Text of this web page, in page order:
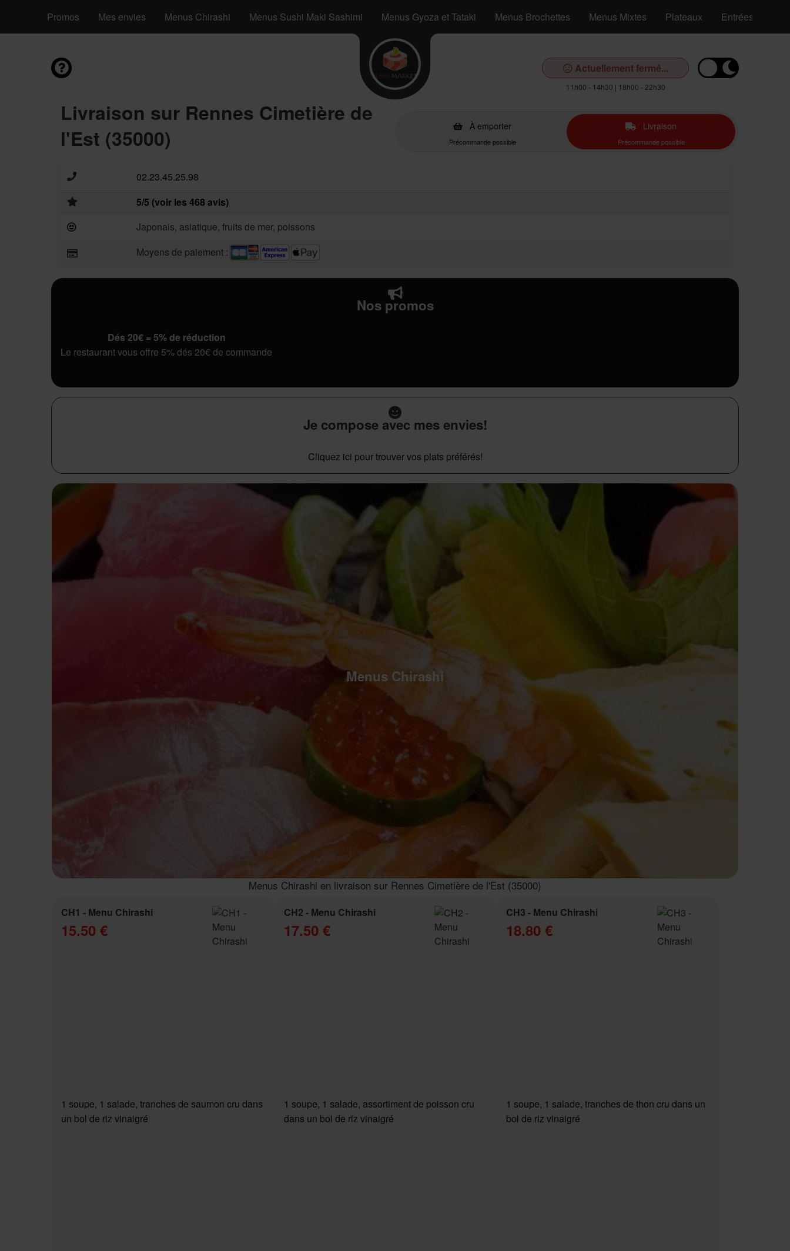
Promos Mes envies Menus Chirashi Menus Sushi Maki Sashimi Menus Gyoza et Tataki Menus Brochettes Menus Mixtes Plateaux Entrées
Actuellement fermé...
11h00 - 14h30 | 18h00 - 22h30
Livraison sur Rennes Cimetière de
l'Est (35000)
À emporter
Précommande possible
Livraison
Précommande possible
02.23.45.25.98
5/5 (voir les 468 avis)
Japonais, asiatique, fruits de mer, poissons
Moyens de paiement :
Nos promos
Dés 20€ = 5% de réduction
Le restaurant vous offre 5% dés 20€ de commande
Je compose avec mes envies!
Cliquez ici pour trouver vos plats préférés!
Menus Chirashi
Menus Chirashi en livraison sur Rennes Cimetière de l'Est (35000)
CH1 - Menu Chirashi
15.50 €
1 soupe, 1 salade, tranches de saumon cru dans
un bol de riz vinaigré
CH2 - Menu Chirashi
17.50 €
1 soupe, 1 salade, assortiment de poisson cru
dans un bol de riz vinaigré
CH3 - Menu Chirashi
18.80 €
1 soupe, 1 salade, tranches de thon cru dans un
bol de riz vinaigré